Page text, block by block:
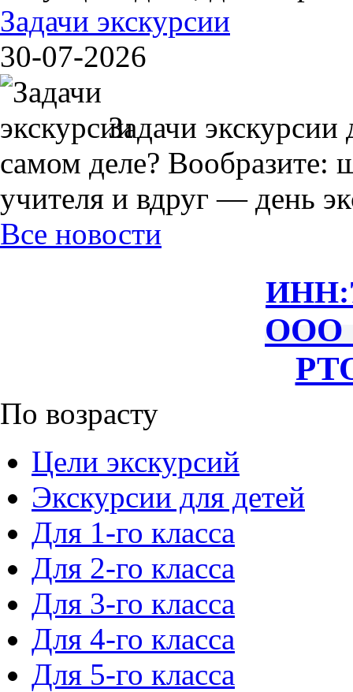
Задачи экскурсии
30-07-2026
Задачи
самом деле? Вообразите:
учителя и вдруг — день
Все новости
ИНН:
ООО
По возрасту
Цели экскурсий
Экскурсии для детей
Для 1-го класса
Для 2-го класса
Для 3-го класса
Для 4-го класса
Для 5-го класса